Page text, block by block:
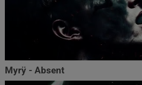
Myrÿ - Absent